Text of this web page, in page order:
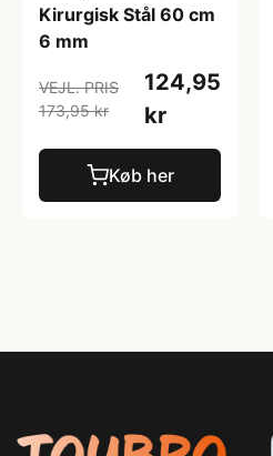
Kirurgisk Stål 60 cm
6 mm
VEJL. PRIS
173,95 kr
124,95
kr
Køb her